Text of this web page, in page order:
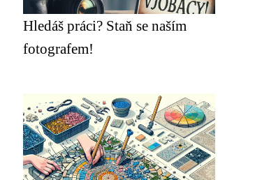
Hledáš práci? Staň se naším
fotografem!